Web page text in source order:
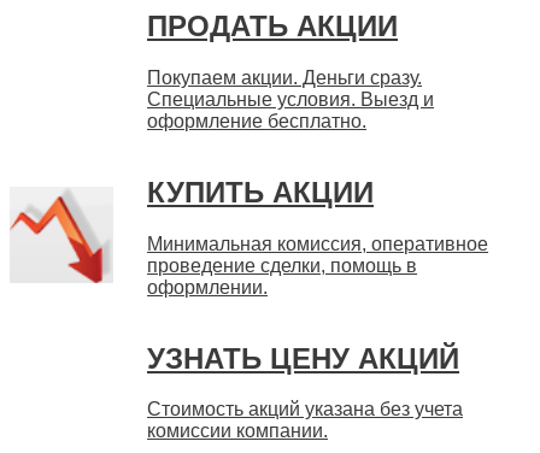
ПРОДАТЬ АКЦИИ
Покупаем акции. Деньги сразу.
Специальные условия. Выезд и
оформление бесплатно.
КУПИТЬ АКЦИИ
Минимальная комиссия, оперативное
проведение сделки, помощь в
оформлении.
УЗНАТЬ ЦЕНУ АКЦИЙ
Стоимость акций указана без учета
комиссии компании.